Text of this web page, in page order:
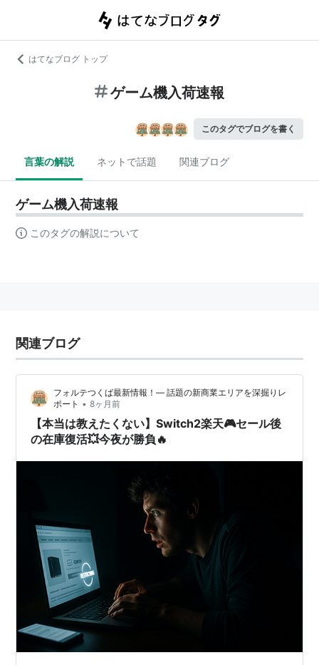
はてなブログ トップ
ゲーム機入荷速報
このタグでブログを書く
言葉の解説 ネットで話題 関連ブログ
ゲーム機入荷速報
このタグの解説について
関連ブログ
フォルテつくば最新情報！— 話題の新商業エリアを深掘りレ
ポート • 8ヶ月前
【本当は教えたくない】Switch2楽天🎮セール後
の在庫復活💥今夜が勝負🔥